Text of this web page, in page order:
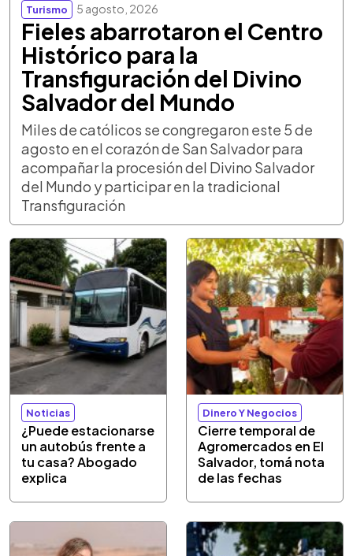
Turismo 5 agosto, 2026
Fieles abarrotaron el Centro
Histórico para la
Transfiguración del Divino
Salvador del Mundo
Miles de católicos se congregaron este 5 de
agosto en el corazón de San Salvador para
acompañar la procesión del Divino Salvador
del Mundo y participar en la tradicional
Transfiguración
Noticias
¿Puede estacionarse
un autobús frente a
tu casa? Abogado
explica
Dinero Y Negocios
Cierre temporal de
Agromercados en El
Salvador, tomá nota
de las fechas